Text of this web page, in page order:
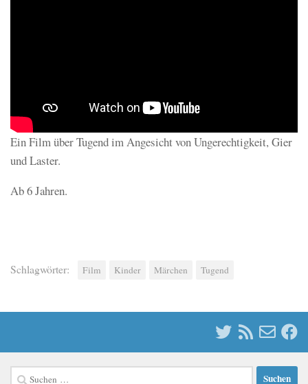
Ein Film über Tugend im Angesicht von Ungerechtigkeit, Gier
und Laster.
Ab 6 Jahren.
Schlagwörter: Film Kinder Märchen Tugend
Suchen